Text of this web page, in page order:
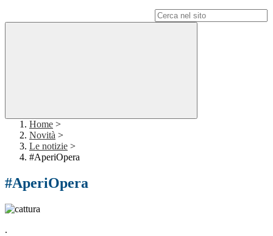
Home >
Novità >
Le notizie >
#AperiOpera
#AperiOpera
.